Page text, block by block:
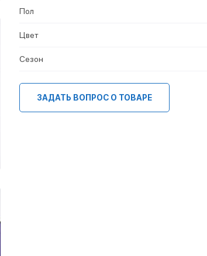
Пол
Цвет
Сезон
ЗАДАТЬ ВОПРОС О ТОВАРЕ